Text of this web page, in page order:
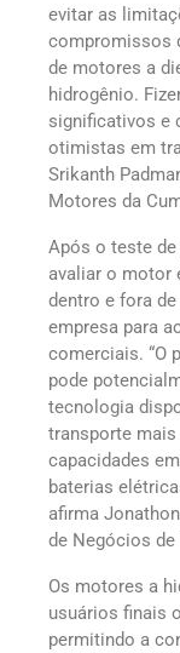
evitar as
compromissos
de motores a
hidrogênio.
significativos e
otimistas em
Srikanth
Motores da
Após o teste
avaliar o motor
dentro e fora
empresa para
comerciais. “O
pode
tecnologia
transporte
capacidades
baterias
afirma
de Negócios
Os motores a
usuários finais
permitindo a